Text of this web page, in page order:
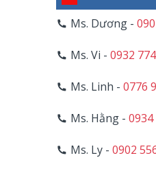
Ms. Dương -
Ms. Vi - 0932
Ms. Linh - 0776
Ms. Hằng - 0934
Ms. Ly - 0902